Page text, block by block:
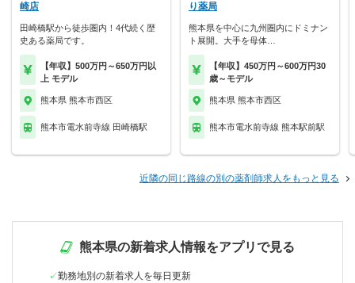
崎店
田崎橋駅から徒歩圏内！4代続く歴
史ある薬局です。
【年収】500万円～650万円以
上 モデル
熊本県 熊本市西区
熊本市電水前寺線 田崎橋駅
り薬局
熊本県を中心に九州圏内にドミナン
ト展開。大手を母体…
【年収】450万円～600万円30
歳～モデル
熊本県 熊本市西区
熊本市電水前寺線 熊本駅前駅
近隣の同じ路線の別の薬剤師求人をもっと見る
熊本県の新着求人情報をアプリで見る
勤務地別の新着求人を毎日更新